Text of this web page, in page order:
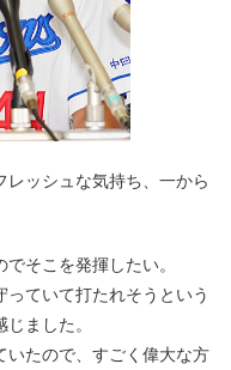
レッシュな気持ち、一から
そこを発揮したい。
っていて打たれそうという
ました。
いたので、すごく偉大な方